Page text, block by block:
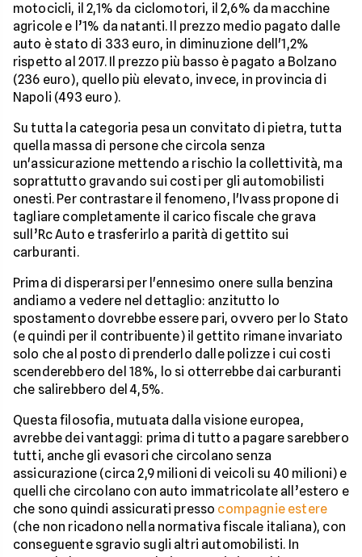
motocicli, il 2,1% da ciclomotori, il 2,6% da macchine
agricole e l’1% da natanti. Il prezzo medio pagato dalle
auto è stato di 333 euro, in diminuzione dell'1,2%
rispetto al 2017. Il prezzo più basso è pagato a Bolzano
(236 euro), quello più elevato, invece, in provincia di
Napoli (493 euro).
Su tutta la categoria pesa un convitato di pietra, tutta
quella massa di persone che circola senza
un'assicurazione mettendo a rischio la collettività, ma
soprattutto gravando sui costi per gli automobilisti
onesti. Per contrastare il fenomeno, l'Ivass propone di
tagliare completamente il carico fiscale che grava
sull’Rc Auto e trasferirlo a parità di gettito sui
carburanti.
Prima di disperarsi per l'ennesimo onere sulla benzina
andiamo a vedere nel dettaglio: anzitutto lo
spostamento dovrebbe essere pari, ovvero per lo Stato
(e quindi per il contribuente) il gettito rimane invariato
solo che al posto di prenderlo dalle polizze i cui costi
scenderebbero del 18%, lo si otterrebbe dai carburanti
che salirebbero del 4,5%.
Questa filosofia, mutuata dalla visione europea,
avrebbe dei vantaggi: prima di tutto a pagare sarebbero
tutti, anche gli evasori che circolano senza
assicurazione (circa 2,9 milioni di veicoli su 40 milioni) e
quelli che circolano con auto immatricolate all’estero e
che sono quindi assicurati presso compagnie estere
(che non ricadono nella normativa fiscale italiana), con
conseguente sgravio sugli altri automobilisti. In